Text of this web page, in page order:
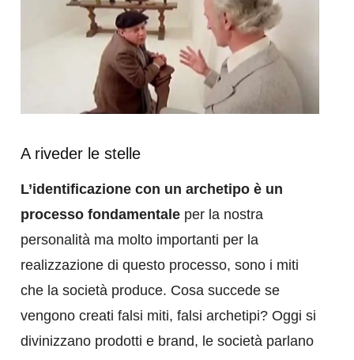
A riveder le stelle
L’identificazione con un archetipo è un
processo fondamentale per la nostra
personalità ma molto importanti per la
realizzazione di questo processo, sono i miti
che la società produce. Cosa succede se
vengono creati falsi miti, falsi archetipi? Oggi si
divinizzano prodotti e brand, le società parlano